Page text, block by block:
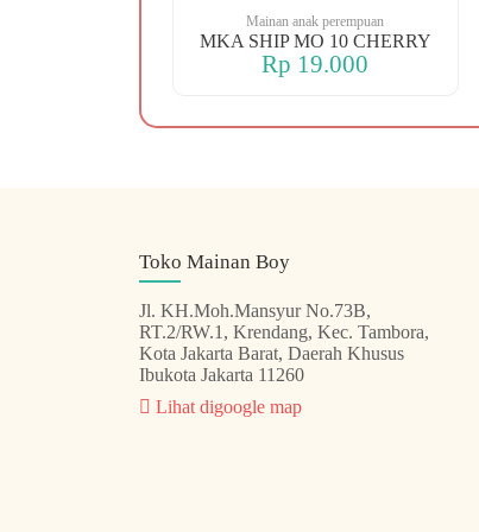
Mainan anak perempuan
MKA SHIP MO 10 CHERRY
Rp 19.000
Toko Mainan Boy
Jl. KH.Moh.Mansyur No.73B,
RT.2/RW.1, Krendang, Kec. Tambora,
Kota Jakarta Barat, Daerah Khusus
Ibukota Jakarta 11260
Lihat digoogle map